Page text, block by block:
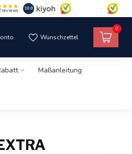
reviews 10.0
Wunschzettel
0
Maßanleitung